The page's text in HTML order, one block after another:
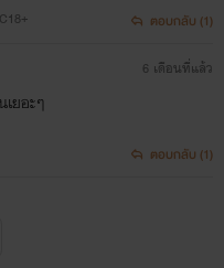
ตอบกลับ (1)
ยอะๆ
6 เดือนที่แล้ว
ตอบกลับ (1)